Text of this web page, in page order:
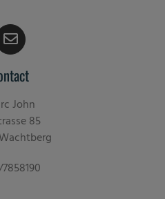
John
85
7858190